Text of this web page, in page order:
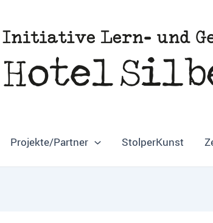
Projekte/Partner StolperKunst